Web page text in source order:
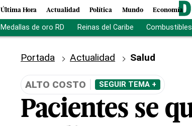
Última Hora Actualidad Política Mundo Economía
Medallas de oro RD Reinas del Caribe Combustibles
Portada Actualidad Salud
ALTO COSTO SEGUIR TEMA +
Pacientes se